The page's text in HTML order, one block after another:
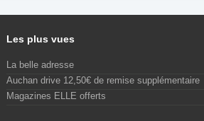
Les plus vues
La belle adresse
Auchan drive 12,50€ de remise supplémentaire
Magazines ELLE offerts